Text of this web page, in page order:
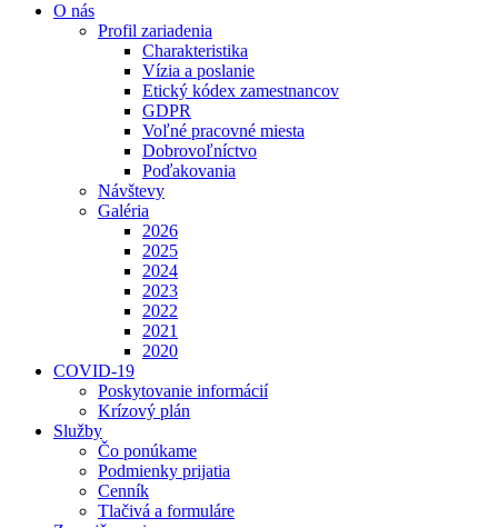
O nás
Profil zariadenia
Charakteristika
Vízia a poslanie
Etický kódex zamestnancov
GDPR
Voľné pracovné miesta
Dobrovoľníctvo
Poďakovania
Návštevy
Galéria
2026
2025
2024
2023
2022
2021
2020
COVID-19
Poskytovanie informácií
Krízový plán
Služby
Čo ponúkame
Podmienky prijatia
Cenník
Tlačivá a formuláre